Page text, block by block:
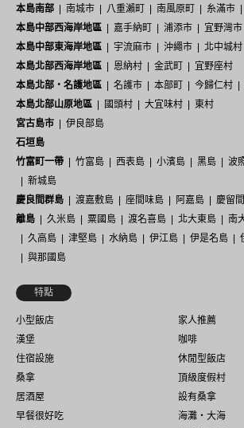
本島南部
南城市 八重瀨町 南風原町 糸滿市
本島中部西海岸地區
嘉手納町 浦添市 宜野灣市
本島中部東海岸地區
宇流麻市 沖繩市 北中城村
本島北部西海岸地區
恩納村 金武町
宜野座村
本島北部・名護地區
名護市 本部町 今歸仁村
本島北部山原地區
國頭村 大宜味村
東村
宮古島市
伊良部島
石垣島
竹富町一帶
竹富島 西表島 小濱島 黑島 波
新城島
慶良間群島
渡嘉敷島 座間味島 阿嘉島
慶留
離島
久米島 粟國島 渡名喜島 北大東島 南
久高島
津堅島 水納島 伊江島 伊是名島
與那國島
特點
小型飯店
家人推薦
漢堡
咖啡
住宿設施
休閒型飯店
桑拿
頂級度假村
居酒屋
設有桑拿
早餐很好吃
海灘・大海